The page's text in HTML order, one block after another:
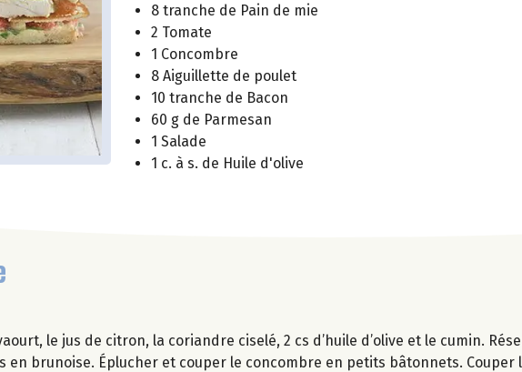
8 tranche de Pain de mie
2 Tomate
1 Concombre
8 Aiguillette de poulet
10 tranche de Bacon
60 g de Parmesan
1 Salade
1 c. à s. de Huile d'olive
le jus de citron, la coriandre ciselé, 2 cs d’huile d’olive et le cumin.
en brunoise. Éplucher et couper le concombre en petits bâtonnets. Couper